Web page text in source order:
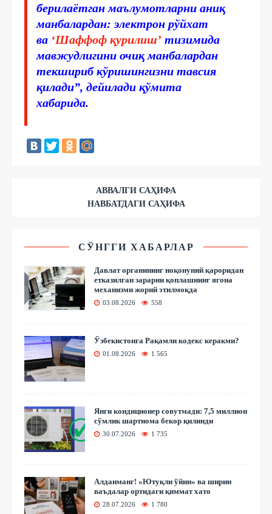
берилаётган маълумотларни аниқ
манбалардан: электрон рўйхат
ва ‘Шаффоф қурилиш’ тизимида
мавжудлигини очиқ манбалардан
текшириб кўришингизни тавсия
қилади”, дейилади қўмита
хабарида.
АВВАЛГИ САҲИФА
НАВБАТДАГИ САҲИФА
СЎНГГИ ХАБАРЛАР
Давлат органининг ноқонуний қароридан
етказилган зарарни қоплашнинг ягона
механизми жорий этилмоқда
03.08.2026 558
Ўзбекистонга Рақамли кодекс керакми?
01.08.2026 1 565
Янги кондиционер совутмади: 7,5 миллион
сўмлик шартнома бекор қилинди
30.07.2026 1 735
Алданманг! «Ютуқли ўйин» ва ширин
ваъдалар ортидаги қиммат хато
28.07.2026 1 780